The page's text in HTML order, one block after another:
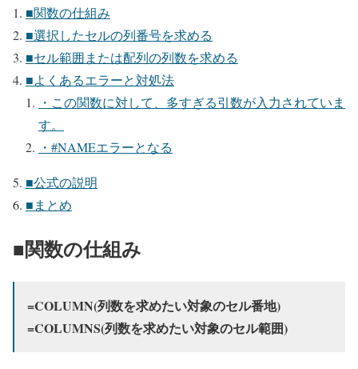
■関数の仕組み
■選択したセルの列番号を求める
■セル範囲または配列の列数を求める
■よくあるエラーと対処法
・この関数に対して、多すぎる引数が入力されていま
す。
・#NAMEエラーとなる
■公式の説明
■まとめ
■関数の仕組み
=COLUMN(列数を求めたい対象のセル番地)
=COLUMNS(列数を求めたい対象のセル範囲)